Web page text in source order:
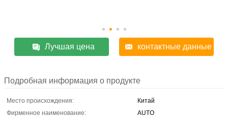
Лучшая цена контактные данные
Подробная информация о продукте
Место происхождения:
Китай
Фирменное наименование:
AUTO